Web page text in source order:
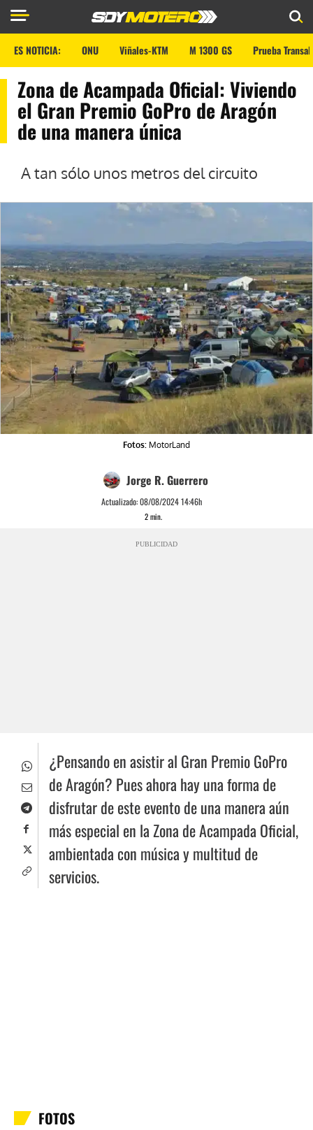
ES NOTICIA: ONU Viñales-KTM M 1300 GS Prueba
Zona de Acampada Oficial: Viviendo
el Gran Premio GoPro de Aragón
de una manera única
A tan sólo unos metros del circuito
Fotos: MotorLand
Jorge R. Guerrero
Actualizado:08/08/2024 14:46h
2min.
PUBLICIDAD
¿Pensando en asistir al Gran Premio GoPro
de Aragón? Pues ahora hay una forma de
disfrutar de este evento de una manera aún
más especial en la Zona de Acampada Oficial,
ambientada con música y multitud de
servicios.
FOTOS